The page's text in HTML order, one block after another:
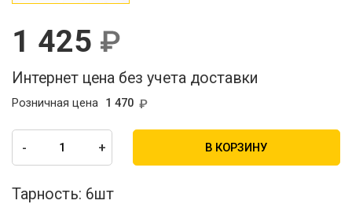
1 425
Интернет цена без учета доставки
1 470
Розничная цена
- + В КОРЗИНУ
Тарность: 6шт